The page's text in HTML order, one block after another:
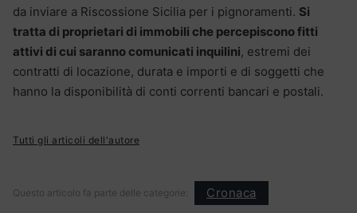
da inviare a Riscossione Sicilia per i pignoramenti. Si
tratta di proprietari di immobili che percepiscono fitti
attivi di cui saranno comunicati inquilini, estremi dei
contratti di locazione, durata e importi e di soggetti che
hanno la disponibilità di conti correnti bancari e postali.
Tutti gli articoli dell'autore
Questo articolo fa parte delle categorie: Cronaca